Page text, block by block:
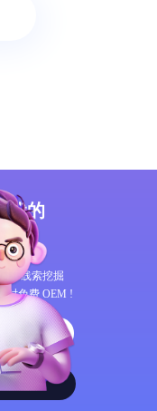
代的
案
和线索挖掘
时免费 OEM !